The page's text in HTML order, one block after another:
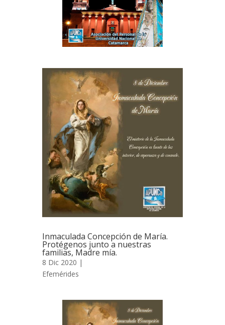
Inmaculada Concepción de María.
Protégenos junto a nuestras
familias, Madre mía.
8 Dic 2020 |
Efemérides